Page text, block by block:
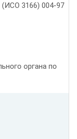
3166) 004-97
органа по